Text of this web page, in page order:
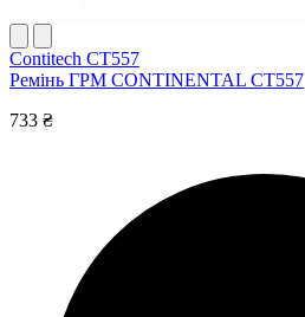
Contitech CT557
Ремінь ГРМ CONTINENTAL CT557
733 ₴